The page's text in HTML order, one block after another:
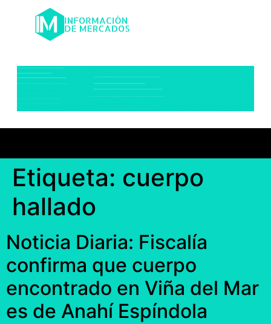
Etiqueta: cuerpo
hallado
Noticia Diaria: Fiscalía
confirma que cuerpo
encontrado en Viña del Mar
es de Anahí Espíndola